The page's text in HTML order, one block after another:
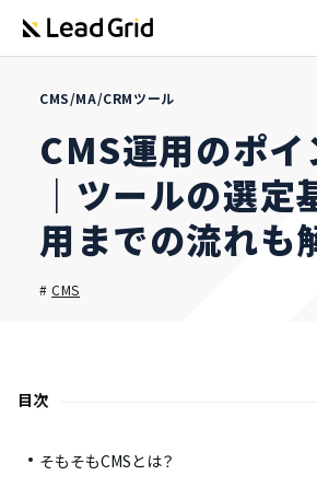
CMS/MA/CRMツール
CMS運用のポ
｜ツールの選定
用までの流れも
#CMS
目次
そもそもCMSとは？